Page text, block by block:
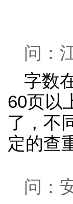
问：
字数
60页以
了，不
定的查
问：